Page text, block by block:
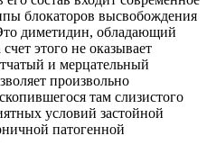
блокаторов высвобождения
диметидин, обладающий
этого не оказывает
и мерцательный
произвольно
там слизистого
условий застойной
патогенной